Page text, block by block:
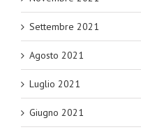
Settembre 2021
Agosto 2021
Luglio 2021
Giugno 2021